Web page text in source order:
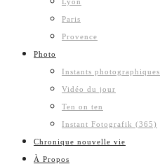
Paris
Provence
Photo
Instants photographiques
Vidéo du jour
Ten on ten
Instant Fotografik (365)
Chronique nouvelle vie
À Propos